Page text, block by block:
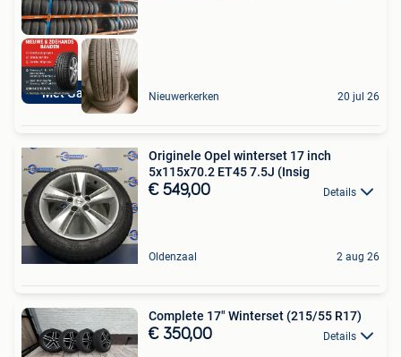
Met Garantie Nieuwerkerken 20 jul 26
Originele Opel winterset 17 inch
5x115x70.2 ET45 7.5J (Insig
€ 549,00 Details
Oldenzaal 2 aug 26
Complete 17" Winterset (215/55 R17)
€ 350,00 Details